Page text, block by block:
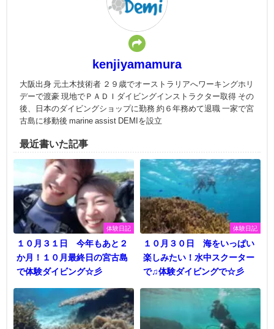
kenjiyamamura
大阪出身 元土木技術者 ２９歳でオーストラリアへワーキングホリ
デーで渡豪 現地でＰＡＤＩダイビングインストラクター取得 その
後、日本のダイビングショップに勤務 約６年務めて退職 一家で宮
古島に移動後 marine assist DEMIを設立
最近書いた記事
体験日記
１０月３１日 今年もあと２
か月！１０月最終日の宮古島
で体験ダイビング☆彡
体験日記
１０月３０日 海をいっぱい
楽しみたい！水中スクーター
で♫体験ダイビングで☆彡